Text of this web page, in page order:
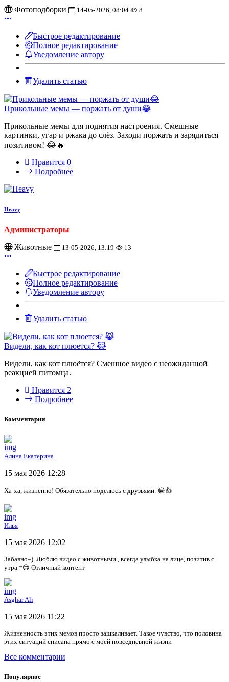
Фотоподборки
14-05-2026, 08:04 8
Быстрое редактирование
Полное редактирование
Уведомление автору
Удалить статью
Прикольные мемы — поржать от души😂
Прикольные мемы для поднятия настроения. Смешные
картинки, угар и ржака до слёз. Заходи поржать и зарядиться
позитивом! 😂🔥
Нравится 0
Подробнее
Heavy
Администраторы
Животные
13-05-2026, 13:19 13
Быстрое редактирование
Полное редактирование
Уведомление автору
Удалить статью
Видели, как кот плюется? 😹
Видели, как кот плюётся? Смешное видео с неожиданной
реакцией питомца.
Нравится 2
Подробнее
Комментарии
Алина Екатерина
15 мая 2026 12:28
Ха-ха, жизненно! Обязательно поделюсь с друзьями. 😂👍
Илья
15 мая 2026 12:02
Забавно=) Люблю видео с животными , всегда улыбка на лице, позитив с
утра =😊 Отличный контент
Asghar Ali
15 мая 2026 11:22
Жизненность этих мемов просто зашкаливает. Такое чувство, что половина
этих ситуаций списана прямо с моей повседневной жизни
Все комментарии
Популярное